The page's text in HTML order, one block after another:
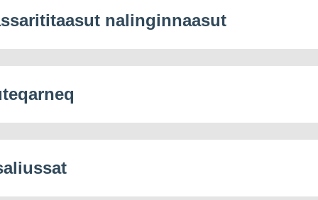
nalinginnaasut